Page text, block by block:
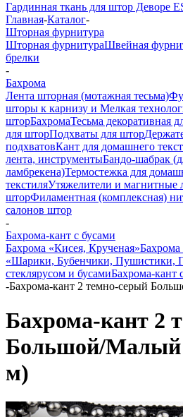
Гардинная ткань для штор Деворе
Главная-Каталог-
Шторная фурнитура
Шторная фурнитураШвейная
брелки
-
Бахрома
Лента шторная (мотажная тесьма)
шторы к карнизу и Мелкая
шторБахромаТесьма декоративная
для шторПодхваты для штор
подхватовКант для домашнего
лента, инструментыБандо-шабрак
ламбрекена)Термостежка для
текстиляУтяжелители и магнитные
шторФиламентная (комплексная)
салонов штор
-
Бахрома-кант с бусами
Бахрома «Кисея, Крученая»
«Шарики, Бубенчики, Пушистики,
стеклярусом и бусамиБахрома-кант
-Бахрома-кант 2 темно-серый
Бахрома-кант 2
Большой/Малый
м)